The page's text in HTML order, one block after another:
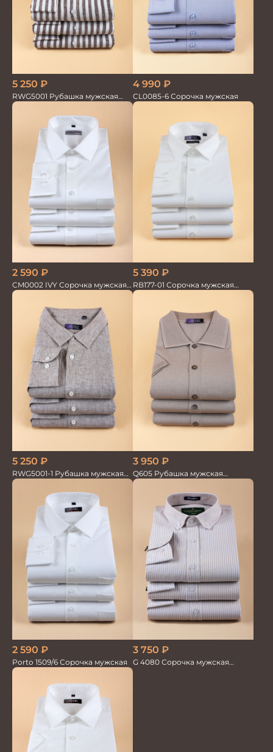
5 250 ₽
RWG5001 Рубашка мужская
дл.рукав беж. в полоску 100%
4 990 ₽
CL0085-6 Сорочка мужская
2 590 ₽
CM0002 IVY Сорочка мужская
шампань
5 390 ₽
RB177-01 Сорочка мужская
слоновая кость
5 250 ₽
RWG5001-1 Рубашка мужская
дл.рукав беж. 100%лён
3 950 ₽
Q605 Рубашка мужская
кор.рукав беж. с тенселем
2 590 ₽
Porto 1509/6 Сорочка мужская
3 750 ₽
G 4080 Сорочка мужская